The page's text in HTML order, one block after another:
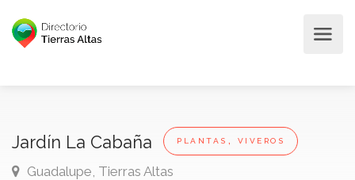
Jardín La Cabaña PLANTAS , VIVEROS
Guadalupe, Tierras Altas